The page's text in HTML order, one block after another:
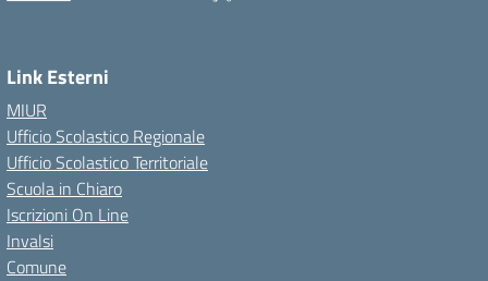
Link Esterni
MIUR
Ufficio Scolastico Regionale
Ufficio Scolastico Territoriale
Scuola in Chiaro
Iscrizioni On Line
Invalsi
Comune